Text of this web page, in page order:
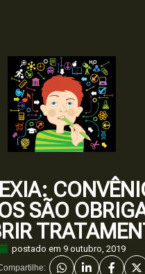
SÃO
postado em 9 outubro, 2019